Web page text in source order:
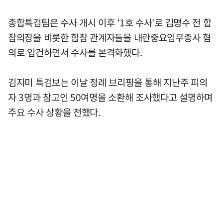
종합특검팀은 수사 개시 이후 '1호 수사'로 김명수 전 합
참의장을 비롯한 합참 관계자들을 내란중요임무종사 혐
의로 입건하면서 수사를 본격화했다.
김지미 특검보는 이날 정례 브리핑을 통해 지난주 피의
자 3명과 참고인 50여명을 소환해 조사했다고 설명하며
주요 수사 상황을 전했다.